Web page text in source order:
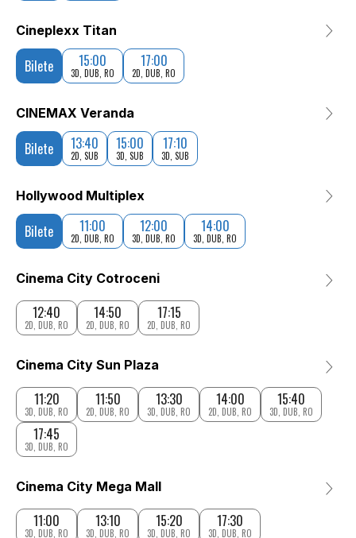
Cineplexx Titan
Bilete 15:00
3D, DUB, RO
17:00
2D, DUB, RO
CINEMAX Veranda
Bilete 13:40
2D, SUB
15:00
3D, SUB
17:10
3D, SUB
Hollywood Multiplex
Bilete 11:00
2D, DUB, RO
12:00
3D, DUB, RO
14:00
3D, DUB, RO
Cinema City Cotroceni
12:40
2D, DUB, RO
14:50
2D, DUB, RO
17:15
2D, DUB, RO
Cinema City Sun Plaza
11:20
3D, DUB, RO
11:50
2D, DUB, RO
13:30
3D, DUB, RO
14:00
2D, DUB, RO
15:40
3D, DUB, RO
17:45
3D, DUB, RO
Cinema City Mega Mall
11:00
3D, DUB, RO
13:10
3D, DUB, RO
15:20
3D, DUB, RO
17:30
3D, DUB, RO